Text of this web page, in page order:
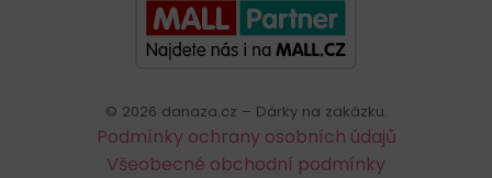
© 2026 danaza.cz – Dárky na zakázku.
Podmínky ochrany osobních údajů
Všeobecné obchodní podmínky